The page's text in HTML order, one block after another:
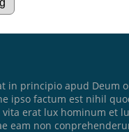
in principio apud Deum
ipso factum est nihil
vita erat lux hominum et
eam non